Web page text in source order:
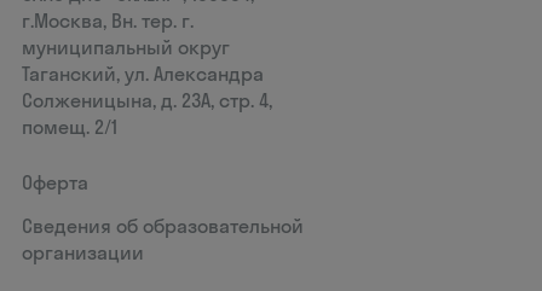
г.Москва, Вн. тер. г.
муниципальный округ
Таганский, ул. Александра
Солженицына, д. 23А, стр. 4,
помещ. 2/1
Оферта
Сведения об образовательной
организации